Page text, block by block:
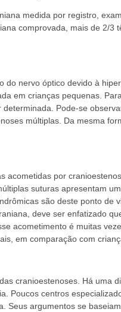
medida por registro,
comprovada, mais de 2/
nervo óptico devido à
em crianças pequenas.
Pode-se
múltiplas. Da mesma
acometidas por
suturas apresentam
são deste ponto de
deve ser enfatizado
acometimento é muitas
em comparação com
cranioestenoses. Há uma
Poucos centros
Seus argumentos se